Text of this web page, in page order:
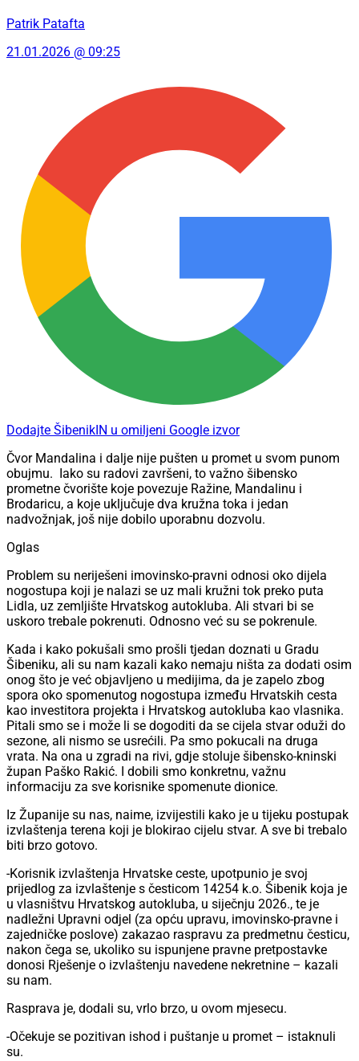
Patrik Patafta
21.01.2026 @ 09:25
Dodajte ŠibenikIN u omiljeni Google izvor
Čvor Mandalina i dalje nije pušten u promet u svom punom
obujmu.
Iako su radovi završeni, to važno šibensko
prometne čvorište koje povezuje Ražine, Mandalinu i
Brodaricu, a koje uključuje dva kružna toka i jedan
nadvožnjak, još nije dobilo uporabnu dozvolu.
Oglas
Problem su neriješeni imovinsko-pravni odnosi oko dijela
nogostupa koji je nalazi se uz mali kružni tok preko puta
Lidla, uz zemljište Hrvatskog autokluba. Ali stvari bi se
uskoro trebale pokrenuti. Odnosno već su se pokrenule.
Kada i kako pokušali smo prošli tjedan doznati u Gradu
Šibeniku, ali su nam kazali kako nemaju ništa za dodati osim
onog što je već objavljeno u medijima, da je zapelo zbog
spora oko spomenutog nogostupa između Hrvatskih cesta
kao investitora projekta i Hrvatskog autokluba kao vlasnika.
Pitali smo se i može li se dogoditi da se cijela stvar oduži do
sezone, ali nismo se usrećili. Pa smo pokucali na druga
vrata. Na ona u zgradi na rivi, gdje stoluje šibensko-kninski
župan Paško Rakić. I dobili smo konkretnu, važnu
informaciju za sve korisnike spomenute dionice.
Iz Županije su nas, naime, izvijestili kako je u tijeku postupak
izvlaštenja terena koji je blokirao cijelu stvar. A sve bi trebalo
biti brzo gotovo.
-Korisnik izvlaštenja Hrvatske ceste, upotpunio je svoj
prijedlog za izvlaštenje s česticom 14254 k.o. Šibenik koja je
u vlasništvu Hrvatskog autokluba, u siječnju 2026., te je
nadležni Upravni odjel (za opću upravu, imovinsko-pravne i
zajedničke poslove) zakazao raspravu za predmetnu česticu,
nakon čega se, ukoliko su ispunjene pravne pretpostavke
donosi Rješenje o izvlaštenju navedene nekretnine – kazali
su nam.
Rasprava je, dodali su, vrlo brzo, u ovom mjesecu.
-Očekuje se pozitivan ishod i puštanje u promet – istaknuli
su.